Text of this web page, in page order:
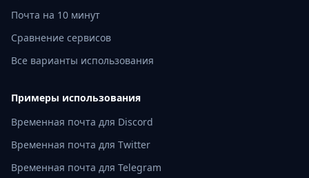
Почта на 10 минут
Сравнение сервисов
Все варианты использования
Примеры использования
Временная почта для Discord
Временная почта для Twitter
Временная почта для Telegram